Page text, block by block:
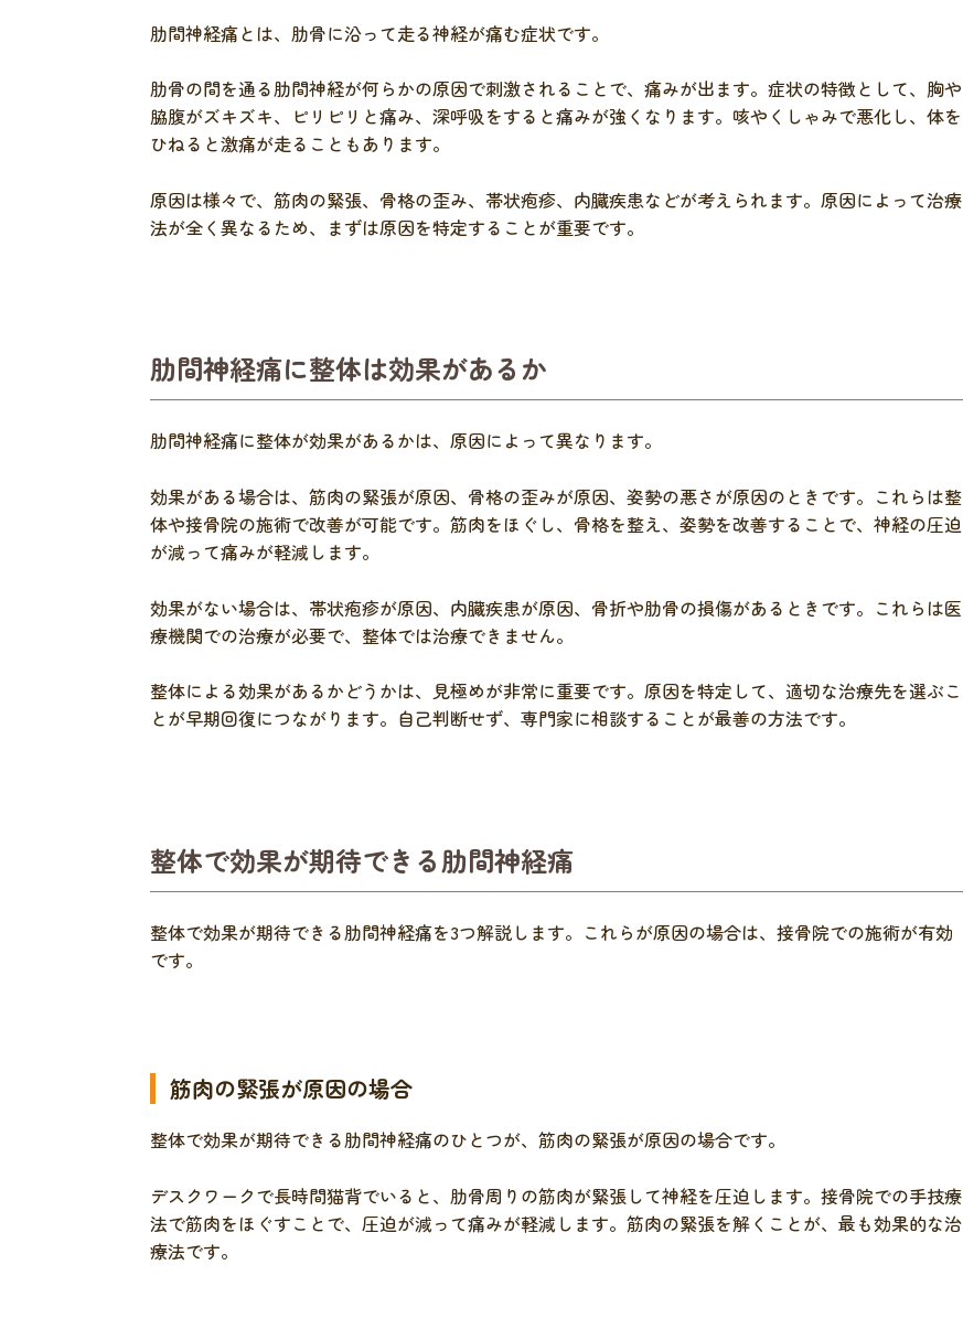
肋間神経痛とは、肋骨に沿って走る神経が痛む症状です。
肋骨の間を通る肋間神経が何らかの原因で刺激されることで、痛みが出ます。症状の特徴として、胸や
脇腹がズキズキ、ピリピリと痛み、深呼吸をすると痛みが強くなります。咳やくしゃみで悪化し、体を
ひねると激痛が走ることもあります。
原因は様々で、筋肉の緊張、骨格の歪み、帯状疱疹、内臓疾患などが考えられます。原因によって治療
法が全く異なるため、まずは原因を特定することが重要です。
肋間神経痛に整体は効果があるか
肋間神経痛に整体が効果があるかは、原因によって異なります。
効果がある場合は、筋肉の緊張が原因、骨格の歪みが原因、姿勢の悪さが原因のときです。これらは整
体や接骨院の施術で改善が可能です。筋肉をほぐし、骨格を整え、姿勢を改善することで、神経の圧迫
が減って痛みが軽減します。
効果がない場合は、帯状疱疹が原因、内臓疾患が原因、骨折や肋骨の損傷があるときです。これらは医
療機関での治療が必要で、整体では治療できません。
整体による効果があるかどうかは、見極めが非常に重要です。原因を特定して、適切な治療先を選ぶこ
とが早期回復につながります。自己判断せず、専門家に相談することが最善の方法です。
整体で効果が期待できる肋間神経痛
整体で効果が期待できる肋間神経痛を3つ解説します。これらが原因の場合は、接骨院での施術が有効
です。
筋肉の緊張が原因の場合
整体で効果が期待できる肋間神経痛のひとつが、筋肉の緊張が原因の場合です。
デスクワークで長時間猫背でいると、肋骨周りの筋肉が緊張して神経を圧迫します。接骨院での手技療
法で筋肉をほぐすことで、圧迫が減って痛みが軽減します。筋肉の緊張を解くことが、最も効果的な治
療法です。